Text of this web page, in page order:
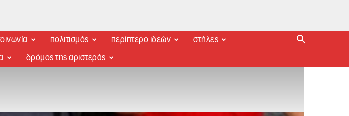
πολιτισμός περίπτερο ιδεών στήλες
δρόμος της αριστεράς